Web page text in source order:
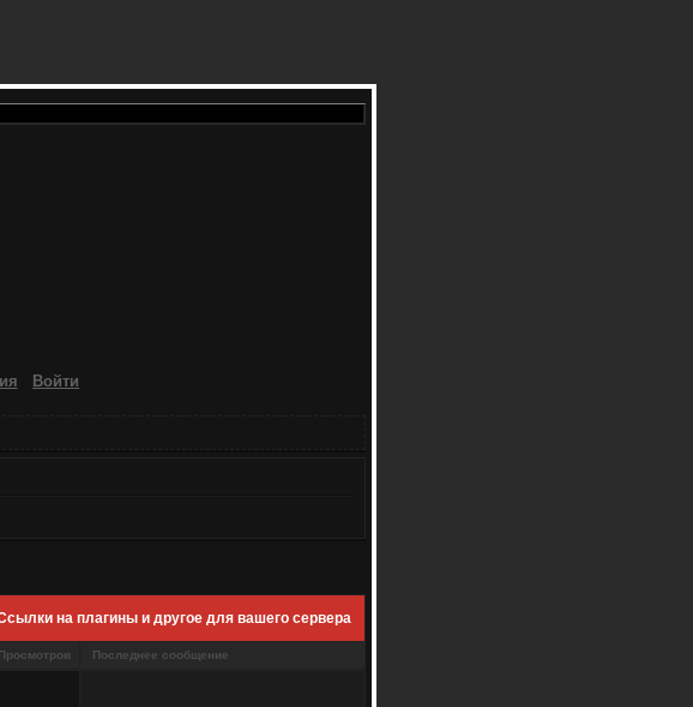
Войти
на плагины и другое для вашего сервера
Просмотров Последнее сообщение